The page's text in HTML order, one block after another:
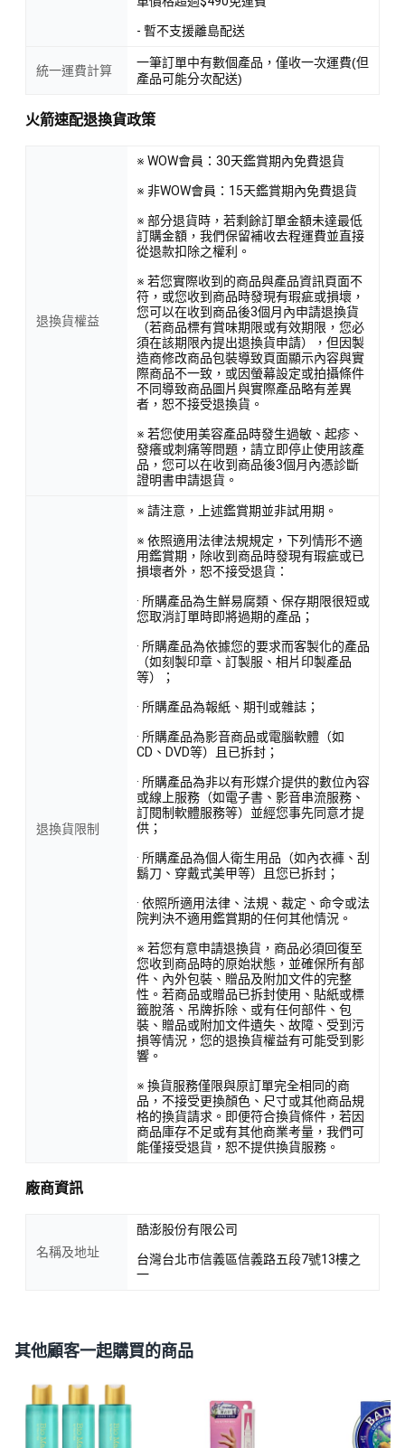
- 暫不支援離島配送
統一運費計算
一筆訂單中有數個產品，僅收一次運費(但
產品可能分次配送)
火箭速配退換貨政策
退換貨權益
※ WOW會員：30天鑑賞期內免費退貨
※ 非WOW會員：15天鑑賞期內免費退貨
※ 部分退貨時，若剩餘訂單金額未達最低
訂購金額，我們保留補收去程運費並直接
從退款扣除之權利。
※ 若您實際收到的商品與產品資訊頁面不
符，或您收到商品時發現有瑕疵或損壞，
您可以在收到商品後3個月內申請退換貨
（若商品標有賞味期限或有效期限，您必
須在該期限內提出退換貨申請），但因製
造商修改商品包裝導致頁面顯示內容與實
際商品不一致，或因螢幕設定或拍攝條件
不同導致商品圖片與實際產品略有差異
者，恕不接受退換貨。
※ 若您使用美容產品時發生過敏、起疹、
發癢或刺痛等問題，請立即停止使用該產
品，您可以在收到商品後3個月內憑診斷
證明書申請退貨。
退換貨限制
※ 請注意，上述鑑賞期並非試用期。
※ 依照適用法律法規規定，下列情形不適
用鑑賞期，除收到商品時發現有瑕疵或已
損壞者外，恕不接受退貨：
· 所購產品為生鮮易腐類、保存期限很短或
您取消訂單時即將過期的產品；
· 所購產品為依據您的要求而客製化的產品
（如刻製印章、訂製服、相片印製產品
等）；
· 所購產品為報紙、期刊或雜誌；
· 所購產品為影音商品或電腦軟體（如
CD、DVD等）且已拆封；
· 所購產品為非以有形媒介提供的數位內容
或線上服務（如電子書、影音串流服務、
訂閱制軟體服務等）並經您事先同意才提
供；
· 所購產品為個人衛生用品（如內衣褲、刮
鬍刀、穿戴式美甲等）且您已拆封；
· 依照所適用法律、法規、裁定、命令或法
院判決不適用鑑賞期的任何其他情況。
※ 若您有意申請退換貨，商品必須回復至
您收到商品時的原始狀態，並確保所有部
件、內外包裝、贈品及附加文件的完整
性。若商品或贈品已拆封使用、貼紙或標
籤脫落、吊牌拆除、或有任何部件、包
裝、贈品或附加文件遺失、故障、受到污
損等情況，您的退換貨權益有可能受到影
響。
※ 換貨服務僅限與原訂單完全相同的商
品，不接受更換顏色、尺寸或其他商品規
格的換貨請求。即便符合換貨條件，若因
商品庫存不足或有其他商業考量，我們可
能僅接受退貨，恕不提供換貨服務。
廠商資訊
名稱及地址
酷澎股份有限公司
台灣台北市信義區信義路五段7號13樓之
一
其他顧客一起購買的商品